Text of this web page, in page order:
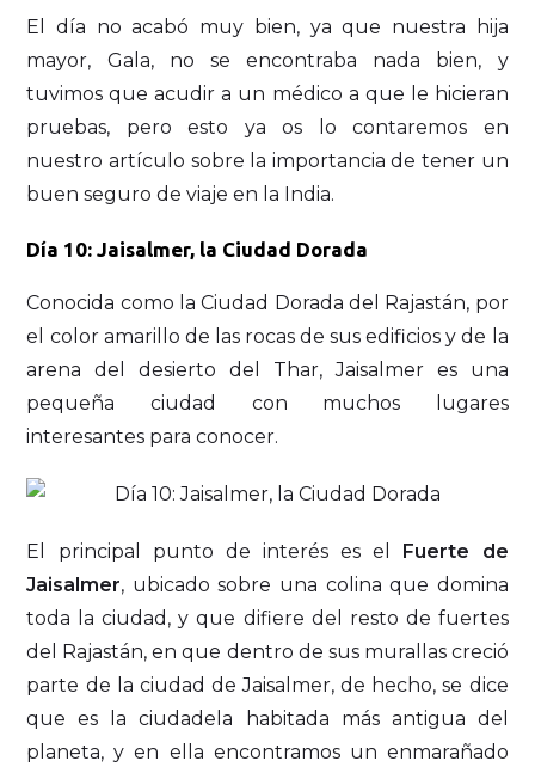
El día no acabó muy bien, ya que nuestra hija
mayor, Gala, no se encontraba nada bien, y
tuvimos que acudir a un médico a que le hicieran
pruebas, pero esto ya os lo contaremos en
nuestro artículo sobre la importancia de tener un
buen seguro de viaje en la India.
Día 10: Jaisalmer, la Ciudad Dorada
Conocida como la Ciudad Dorada del Rajastán, por
el color amarillo de las rocas de sus edificios y de la
arena del desierto del Thar, Jaisalmer es una
pequeña ciudad con muchos lugares
interesantes para conocer.
El principal punto de interés es el
Fuerte de
Jaisalmer, ubicado sobre una colina que domina
toda la ciudad, y que difiere del resto de fuertes
del Rajastán, en que dentro de sus murallas creció
parte de la ciudad de Jaisalmer, de hecho, se dice
que es la ciudadela habitada más antigua del
planeta, y en ella encontramos un enmarañado